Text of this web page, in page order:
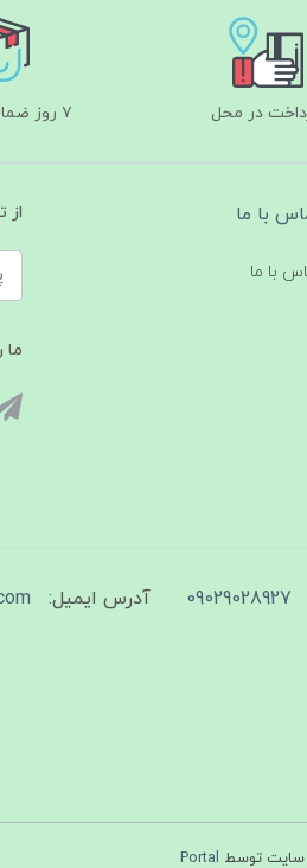
در محل ۷ روز ضمانت بازگشت
با ما
با ما
از
ما
09029028927 آدرس ایمیل:
توسط Portal